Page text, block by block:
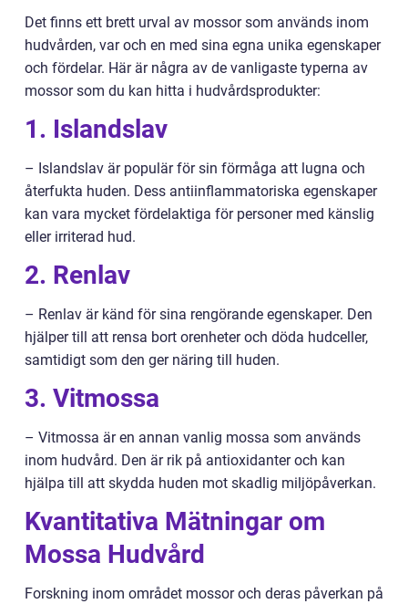
Det finns ett brett urval av mossor som används inom
hudvården, var och en med sina egna unika egenskaper
och fördelar. Här är några av de vanligaste typerna av
mossor som du kan hitta i hudvårdsprodukter:
1. Islandslav
– Islandslav är populär för sin förmåga att lugna och
återfukta huden. Dess antiinflammatoriska egenskaper
kan vara mycket fördelaktiga för personer med känslig
eller irriterad hud.
2. Renlav
– Renlav är känd för sina rengörande egenskaper. Den
hjälper till att rensa bort orenheter och döda hudceller,
samtidigt som den ger näring till huden.
3. Vitmossa
– Vitmossa är en annan vanlig mossa som används
inom hudvård. Den är rik på antioxidanter och kan
hjälpa till att skydda huden mot skadlig miljöpåverkan.
Kvantitativa Mätningar om
Mossa Hudvård
Forskning inom området mossor och deras påverkan på